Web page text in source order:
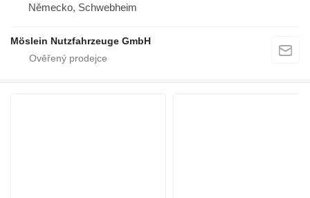
Německo, Schwebheim
Möslein Nutzfahrzeuge GmbH